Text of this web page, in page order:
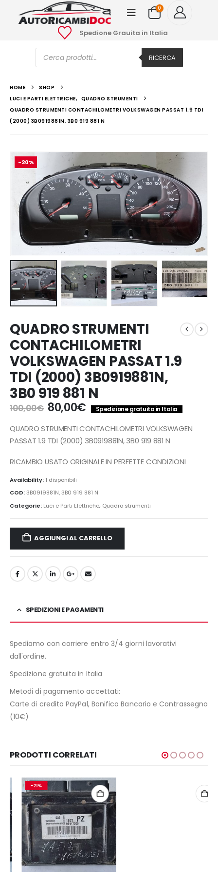
0
Spedione Grauita in Italia
Ricerca
prodotti RICERCA
HOME
SHOP
LUCI E PARTI ELETTRICHE, QUADRO STRUMENTI
QUADRO STRUMENTI CONTACHILOMETRI VOLKSWAGEN PASSAT 1.9 TDI
(2000) 3B0919881N, 3B0 919 881 N
-20%
QUADRO STRUMENTI
CONTACHILOMETRI
VOLKSWAGEN PASSAT 1.9
TDI (2000) 3B0919881N,
3B0 919 881 N
100,00€ Il
prezzo
originale
era:
100,00€.
80,00€Il
prezzo
attuale
è:
Spedizione gratuita in Italia
QUADRO STRUMENTI CONTACHILOMETRI VOLKSWAGEN
PASSAT 1.9 TDI (2000) 3B0919881N, 3B0 919 881 N
RICAMBIO USATO ORIGINALE IN PERFETTE CONDIZIONI
Availability: 1 disponibili
COD:3B0919881N, 3B0 919 881 N
Categorie: Luci e Parti Elettriche, Quadro strumenti
AGGIUNGI AL CARRELLO
SPEDIZIONI E PAGAMENTI
Spediamo con corriere entro 3/4 giorni lavorativi
dall'ordine.
Spedizione gratuita in Italia
Metodi di pagamento accettati:
Carte di credito PayPal, Bonifico Bancario e Contrassegno
(10€)
PRODOTTI CORRELATI
-21%